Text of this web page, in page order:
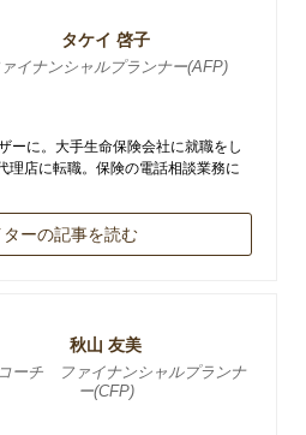
タケイ 啓子
ァイナンシャルプランナー(AFP)
ーに。大手生命保険会社に就職をし
理店に転職。保険の電話相談業務に
ターの記事を読む
秋山 友美
ーチ ファイナンシャルプランナ
ー(CFP)